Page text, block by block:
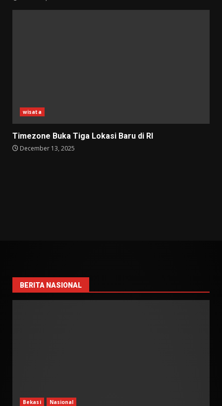
wisata
Timezone Buka Tiga Lokasi Baru di RI
December 13, 2025
BERITA NASIONAL
Bekasi Nasional